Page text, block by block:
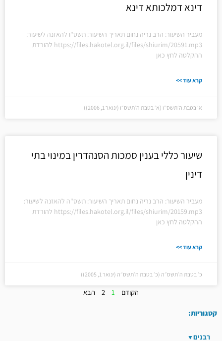
דינא דמלכותא דינא
מעביר השיעור: הרב נריה נחום תאריך השיעור: תשס"ו להאזנה לשיעור:
https://files.hakotel.org.il/files/shiurim/20591.mp3 להורדת
ההקלטה לחץ כאן
קרא עוד >>
א׳ בטבת ה׳תשס״ו (א׳ בטבת ה׳תשס״ו (ינואר 1, 2006))
שיעור כללי בענין סמכות הסנהדרין במינוי בתי
דינין
מעביר השיעור: הרב נריה נחום תאריך השיעור: תשס"ה להאזנה לשיעור:
https://files.hakotel.org.il/files/shiurim/20159.mp3 להורדת
ההקלטה לחץ כאן
קרא עוד >>
כ׳ בטבת ה׳תשס״ה (כ׳ בטבת ה׳תשס״ה (ינואר 1, 2005))
הקודם 1
2 הבא
קטגוריות:
רבנים